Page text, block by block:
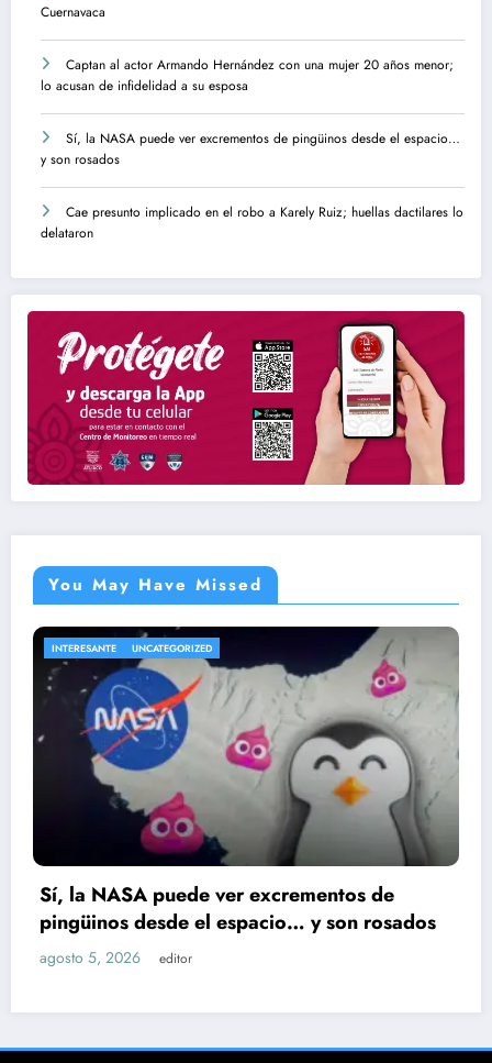
Cuernavaca
Captan al actor Armando Hernández con una mujer 20 años menor;
lo acusan de infidelidad a su esposa
Sí, la NASA puede ver excrementos de pingüinos desde el espacio…
y son rosados
Cae presunto implicado en el robo a Karely Ruiz; huellas dactilares lo
delataron
You May Have Missed
de
y son rosados
UNCATEGORIZED
Cae presunto implicado en
Ruiz; huellas dactilares lo